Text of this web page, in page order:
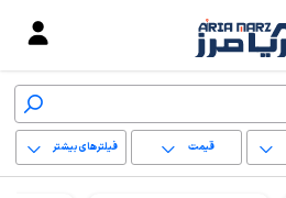
قیمت فیلترهای بیشتر